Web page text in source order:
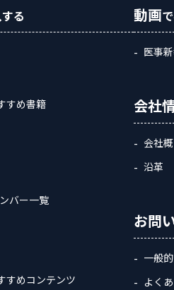
する
すめ書籍
バー一覧
すめコンテンツ
動画
医事
会社
会社
沿革
お問
一般
よく